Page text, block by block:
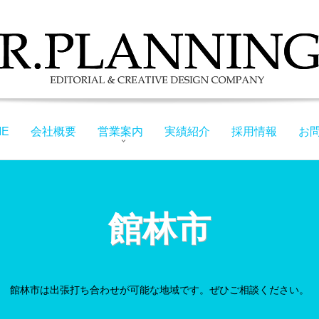
会社概要 営業案内 実績紹介 採用情報 お
館林市
館林市は出張打ち合わせが可能な地域です。ぜひご相談ください。